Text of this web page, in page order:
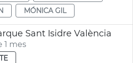
MÓNICA GIL
Sant Isidre València
1 mes